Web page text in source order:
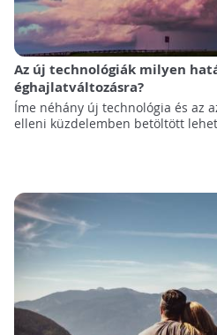
Az új technológiák milyen
éghajlatváltozásra?
Íme néhány új technológia és az
elleni küzdelemben betöltött